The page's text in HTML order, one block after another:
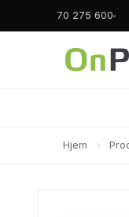
70 275 600
Hjem